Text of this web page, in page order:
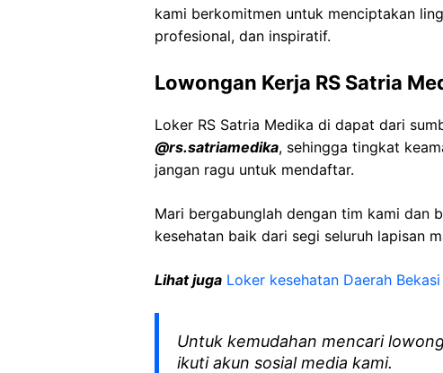
kami berkomitmen untuk menciptakan
profesional, dan inspiratif.
Lowongan Kerja RS Satria
Loker RS Satria Medika di dapat dari
@rs.satriamedika, sehingga tingkat
jangan ragu untuk mendaftar.
Mari bergabunglah dengan tim kami dan
kesehatan baik dari segi seluruh lapisan
Lihat juga Loker kesehatan Daerah Bekasi
Untuk kemudahan mencari
ikuti akun sosial media kami.